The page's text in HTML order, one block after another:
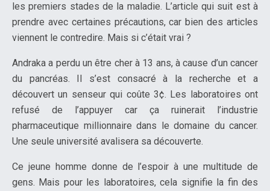
les premiers stades de la maladie. L’article qui suit est à
prendre avec certaines précautions, car bien des articles
viennent le contredire. Mais si c’était vrai ?
Andraka a perdu un être cher à 13 ans, à cause d’un cancer
du pancréas. Il s’est consacré à la recherche et a
découvert un senseur qui coûte 3¢. Les laboratoires ont
refusé de l’appuyer car ça ruinerait l’industrie
pharmaceutique millionnaire dans le domaine du cancer.
Une seule université avalisera sa découverte.
Ce jeune homme donne de l’espoir à une multitude de
gens. Mais pour les laboratoires, cela signifie la fin des